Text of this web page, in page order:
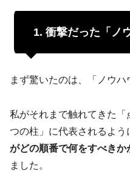
1. 衝撃だった「ノ
まず驚いたのは、「ノウハ
私がそれまで触れてきた
つの柱」に代表されるよう
がどの順番で何をすべきか
ました。